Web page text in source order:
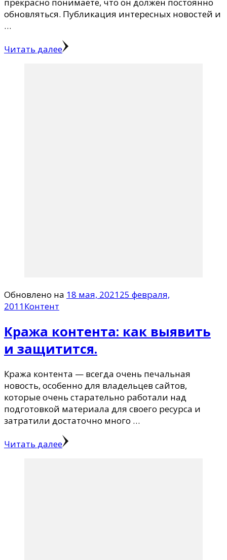
прекрасно понимаете, что он должен постоянно
обновляться. Публикация интересных новостей и
…
Читать далее
Обновлено на 18 мая, 202125 февраля,
2011Контент
Кража контента: как выявить
и защитится.
Кража контента — всегда очень печальная
новость, особенно для владельцев сайтов,
которые очень старательно работали над
подготовкой материала для своего ресурса и
затратили достаточно много …
Читать далее